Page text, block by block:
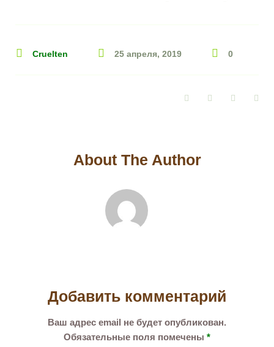
Cruelten 25 апреля, 2019 0
FacebookTwitter Google+
About The Author
Добавить комментарий
Ваш адрес email не будет опубликован.
Обязательные поля помечены *